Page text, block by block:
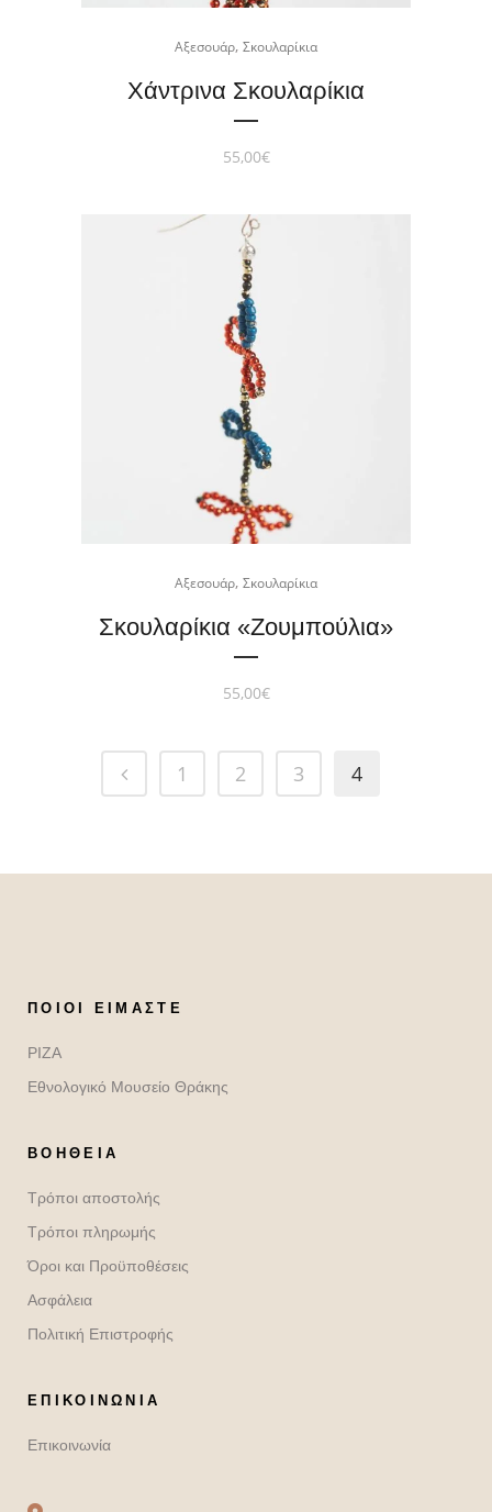
Αξεσουάρ, Σκουλαρίκια
Χάντρινα Σκουλαρίκια
55,00€
Αξεσουάρ, Σκουλαρίκια
Σκουλαρίκια «Zoυμπούλια»
55,00€
1 2 3 4
ΠΟΙΟΙ ΕΊΜΑΣΤΕ
ΡΙΖΑ
Εθνολογικό Μουσείο Θράκης
ΒΟΉΘΕΙΑ
Τρόποι αποστολής
Τρόποι πληρωμής
Όροι και Προϋποθέσεις
Ασφάλεια
Πολιτική Επιστροφής
ΕΠΙΚΟΙΝΩΝΙΑ
Επικοινωνία